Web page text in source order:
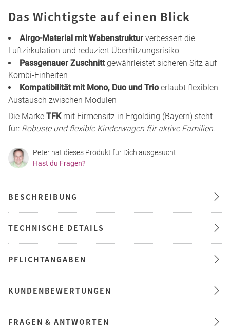
Das Wichtigste auf einen Blick
Airgo-Material mit Wabenstruktur verbessert die
Luftzirkulation und reduziert Überhitzungsrisiko
Passgenauer Zuschnittgewährleistet sicheren Sitz auf
Kombi‑Einheiten
Kompatibilität mit Mono, Duo und Trio erlaubt flexiblen
Austausch zwischen Modulen
Die Marke TFKmit Firmensitz in Ergolding (Bayern) steht
für: Robuste und flexible Kinderwagen für aktive Familien.
Peter hat dieses Produkt für Dich ausgesucht.
Hast du Fragen?
BESCHREIBUNG
TECHNISCHE DETAILS
PFLICHTANGABEN
KUNDENBEWERTUNGEN
FRAGEN & ANTWORTEN